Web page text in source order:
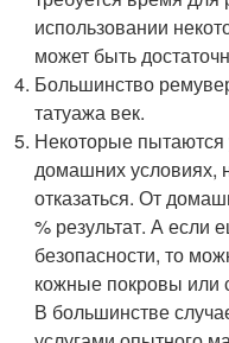
использовании
может быть
Большинство
татуажа век.
Некоторые пытаются
домашних условиях,
отказаться. От
% результат. А если
безопасности, то
кожные покровы или
В большинстве